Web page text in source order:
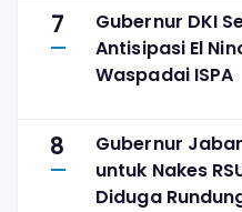
7
Gubernur DKI
Antisipasi El
Waspadai ISPA
8
Gubernur
untuk Nakes
Diduga